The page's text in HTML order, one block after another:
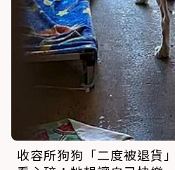
收容所狗狗「二度被退貨